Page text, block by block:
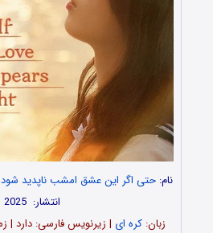
نام:حتی اگر این عشق امشب ناپدید شود
انتشار: 2025
زبان:کره ای